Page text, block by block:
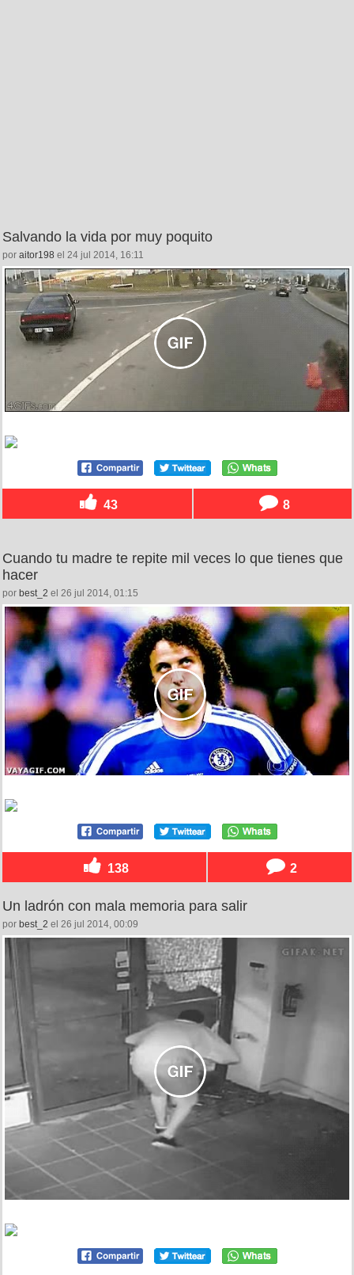
Salvando la vida por muy poquito
por aitor198 el 24 jul 2014, 16:11
43 8
Cuando tu madre te repite mil veces lo que tienes que
hacer
por best_2 el 26 jul 2014, 01:15
138 2
Un ladrón con mala memoria para salir
por best_2 el 26 jul 2014, 00:09